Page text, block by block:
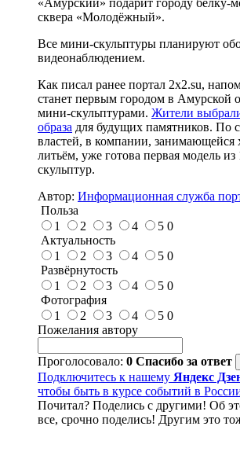
сквера «Молодёжный».
Все мини-скульптуры планируют
видеонаблюдением.
Как писал ранее портал 2х2.su,
станет первым городом в Амурской
мини-скульптурами. Жители
образа для будущих памятников. По
властей, в компании, занимающейся
литьём, уже готова первая модель
скульптур.
Автор: Информационная служба
Польза
1
2 3 4 5 0
Актуальность
1
2 3 4 5 0
Развёрнутость
1
2 3 4 5 0
Фотография
1
2 3 4 5 0
Пожелания автору
Проголосовало: 0 Спасибо за ответ
Подключитесь к нашему Яндекс
чтобы быть в курсе событий в
Почитал? Поделись с другими! Об
все, срочно поделись! Другим это